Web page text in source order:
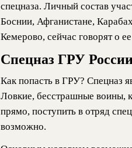
спецназа. Личный состав
Боснии, Афганистане,
Кемерово, сейчас говорят о
Спецназ ГРУ
Как попасть в ГРУ? Спецназ
Ловкие, бесстрашные воины,
прямо, поступить в отряд
возможно.